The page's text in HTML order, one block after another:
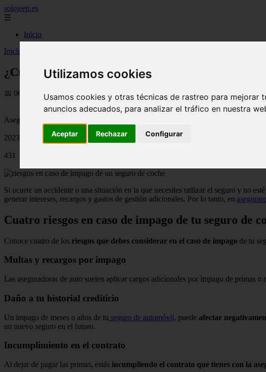
Utilizamos cookies
Usamos cookies y otras técnicas de rastreo para
anuncios adecuados, para analizar el tráfico en nuestra
Aceptar Rechazar Configurar
solojeep.es
☰
Inicio
Inicio
¿Cuáles son los riesgos en caso de impago de un
📅 06/09/2025
Aseguradoras
2023-05-05
431
Si ocurre un accidente o una situación en la que necesites utilizar el seguro y no
generar intereses, recargos y gastos de gestión adicionales. Por lo tanto, en
Cuatro riesgos en caso de impago de tu seguro de
Conoce cuatro de los riesgos que debes considerar en el caso de impago de tu
Multas y recargos por impago
Las aseguradoras de auto suelen aplicar cargos adicionales por impago de primas o
Daño a tu historial crediticio
Un impago de meses o años de tu seguro de automóvil, puede afectar
un nuevo seguro en el futuro.
Incumplimiento en el contrato
Al dejar de pagar las primas, estás incumpliendo el contrato que tienes con la